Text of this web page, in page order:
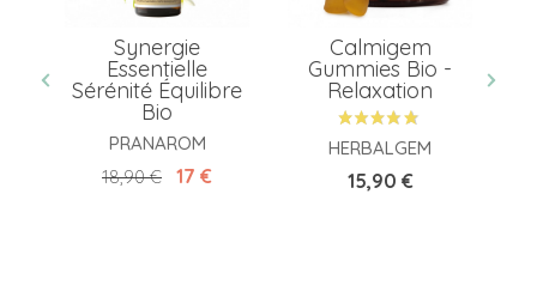
Synergie
Essentielle
Sérénité Équilibre
Bio
PRANAROM
Prix de base
18,90 € Prix
17 €
Calmigem
Gummies Bio -
Relaxation
HERBALGEM
Prix
15,90 €